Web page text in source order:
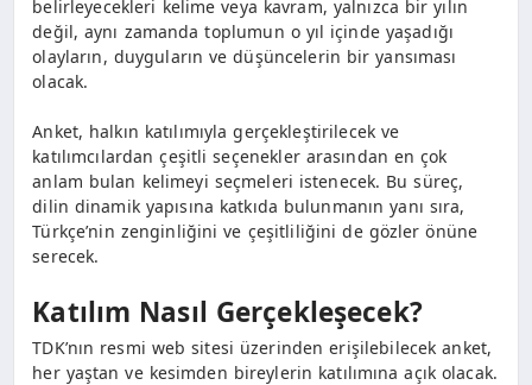
belirleyecekleri kelime veya kavram, yalnızca bir yılın
değil, aynı zamanda toplumun o yıl içinde yaşadığı
olayların, duyguların ve düşüncelerin bir yansıması
olacak.
Anket, halkın katılımıyla gerçekleştirilecek ve
katılımcılardan çeşitli seçenekler arasından en çok
anlam bulan kelimeyi seçmeleri istenecek. Bu süreç,
dilin dinamik yapısına katkıda bulunmanın yanı sıra,
Türkçe’nin zenginliğini ve çeşitliliğini de gözler önüne
serecek.
Katılım Nasıl Gerçekleşecek?
TDK’nın resmi web sitesi üzerinden erişilebilecek anket,
her yaştan ve kesimden bireylerin katılımına açık olacak.